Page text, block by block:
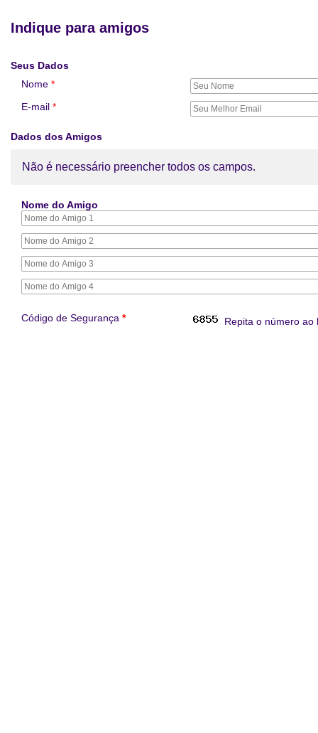
Indique para amigos
Seus Dados
Nome *
E-mail *
Dados dos Amigos
Não é necessário preencher todos os campos.
Nome do Amigo
Código de Segurança * Repita o número ao